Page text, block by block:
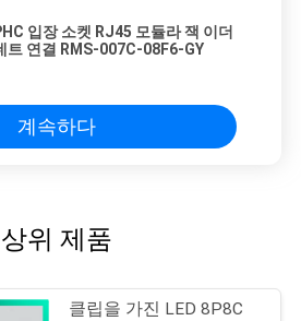
입장 소켓 RJ45 모듈라 잭 이더
트 연결 RMS-007C-08F6-GY
계속하다
상위 제품
클립을 가진 LED 8P8C